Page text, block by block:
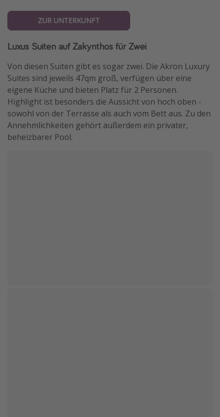
ZUR UNTERKUNFT
Luxus Suiten auf Zakynthos für Zwei
Von diesen Suiten gibt es sogar zwei. Die Akron Luxury
Suites sind jeweils 47qm groß, verfügen über eine
eigene Küche und bieten Platz für 2 Personen.
Highlight ist besonders die Aussicht von hoch oben -
sowohl von der Terrasse als auch vom Bett aus. Zu den
Annehmlichkeiten gehört außerdem ein privater,
beheizbarer Pool.